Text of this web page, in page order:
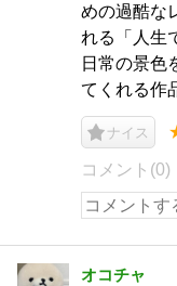
めの過酷な
れる「人生
日常の景色
てくれる作
ナイス
コメント(0)
オコチャ